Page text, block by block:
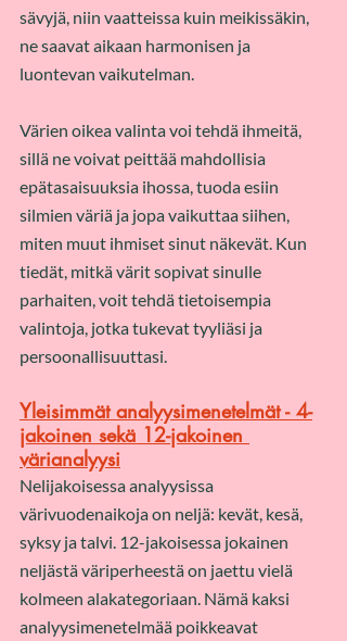
sävyjä, niin vaatteissa kuin meikissäkin,
ne saavat aikaan harmonisen ja
luontevan vaikutelman.
Värien oikea valinta voi tehdä ihmeitä,
sillä ne voivat peittää mahdollisia
epätasaisuuksia ihossa, tuoda esiin
silmien väriä ja jopa vaikuttaa siihen,
miten muut ihmiset sinut näkevät. Kun
tiedät, mitkä värit sopivat sinulle
parhaiten, voit tehdä tietoisempia
valintoja, jotka tukevat tyyliäsi ja
persoonallisuuttasi.
Yleisimmät analyysimenetelmät - 4-
jakoinen sekä 12-jakoinen
värianalyysi
Nelijakoisessa analyysissa
värivuodenaikoja on neljä: kevät, kesä,
syksy ja talvi. 12-jakoisessa jokainen
neljästä väriperheestä on jaettu vielä
kolmeen alakategoriaan. Nämä kaksi
analyysimenetelmää poikkeavat